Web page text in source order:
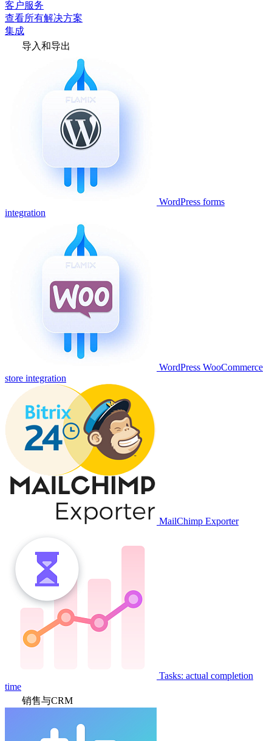
客户服务
查看所有解决方案
集成
导入和导出
WordPress forms
integration
WordPress WooCommerce
store integration
MailChimp Exporter
Tasks: actual completion
time
销售与CRM